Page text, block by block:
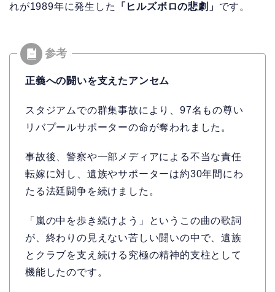
れが1989年に発生した
「ヒルズボロの悲劇」 です。
正義への闘いを支えたアンセム
スタジアムでの群集事故により、97名もの尊い
リバプールサポーターの命が奪われました。
事故後、警察や一部メディアによる不当な責任
転嫁に対し、遺族やサポーターは約30年間にわ
たる法廷闘争を続けました。
「嵐の中を歩き続けよう」というこの曲の歌詞
が、終わりの見えない苦しい闘いの中で、遺族
とクラブを支え続ける究極の精神的支柱として
機能したのです。